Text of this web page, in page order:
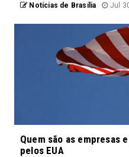
Notícias de Brasília Jul
Quem são as empresas
pelos EUA